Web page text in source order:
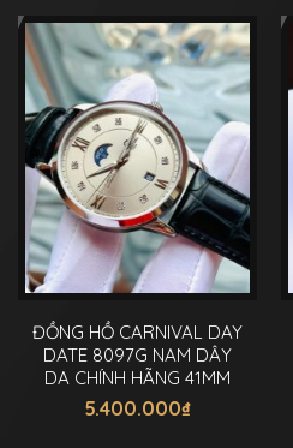
ĐỒNG HỒ CARNIVAL DAY
DATE 8097G NAM DÂY
DA CHÍNH HÃNG 41MM
5.400.000₫